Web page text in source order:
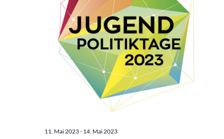
11. Mai 2023- 14. Mai 2023